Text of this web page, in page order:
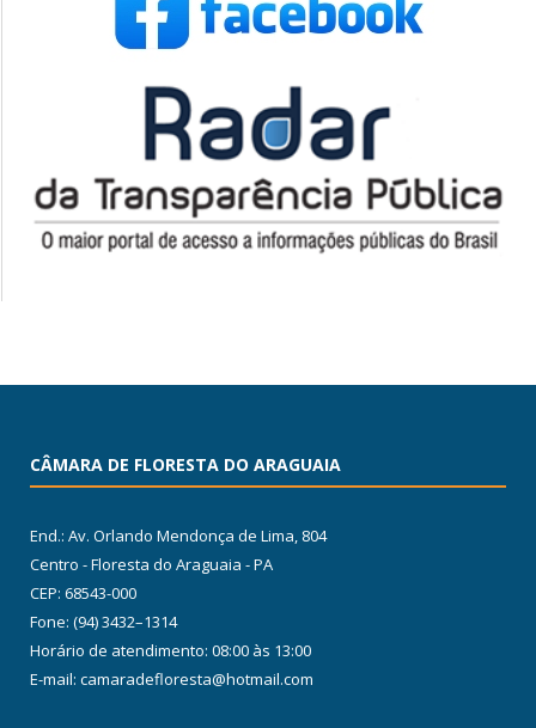
CÂMARA DE FLORESTA DO ARAGUAIA
End.: Av. Orlando Mendonça de Lima, 804
Centro - Floresta do Araguaia - PA
CEP: 68543-000
Fone: (94) 3432–1314
Horário de atendimento: 08:00 às 13:00
E-mail: camaradefloresta@hotmail.com